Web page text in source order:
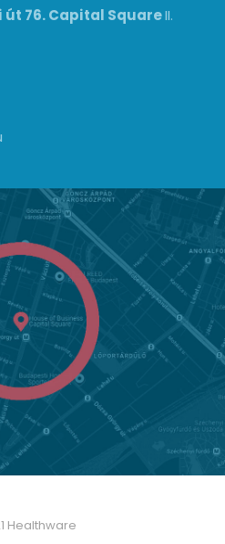
út 76. Capital SquareII.
Healthware